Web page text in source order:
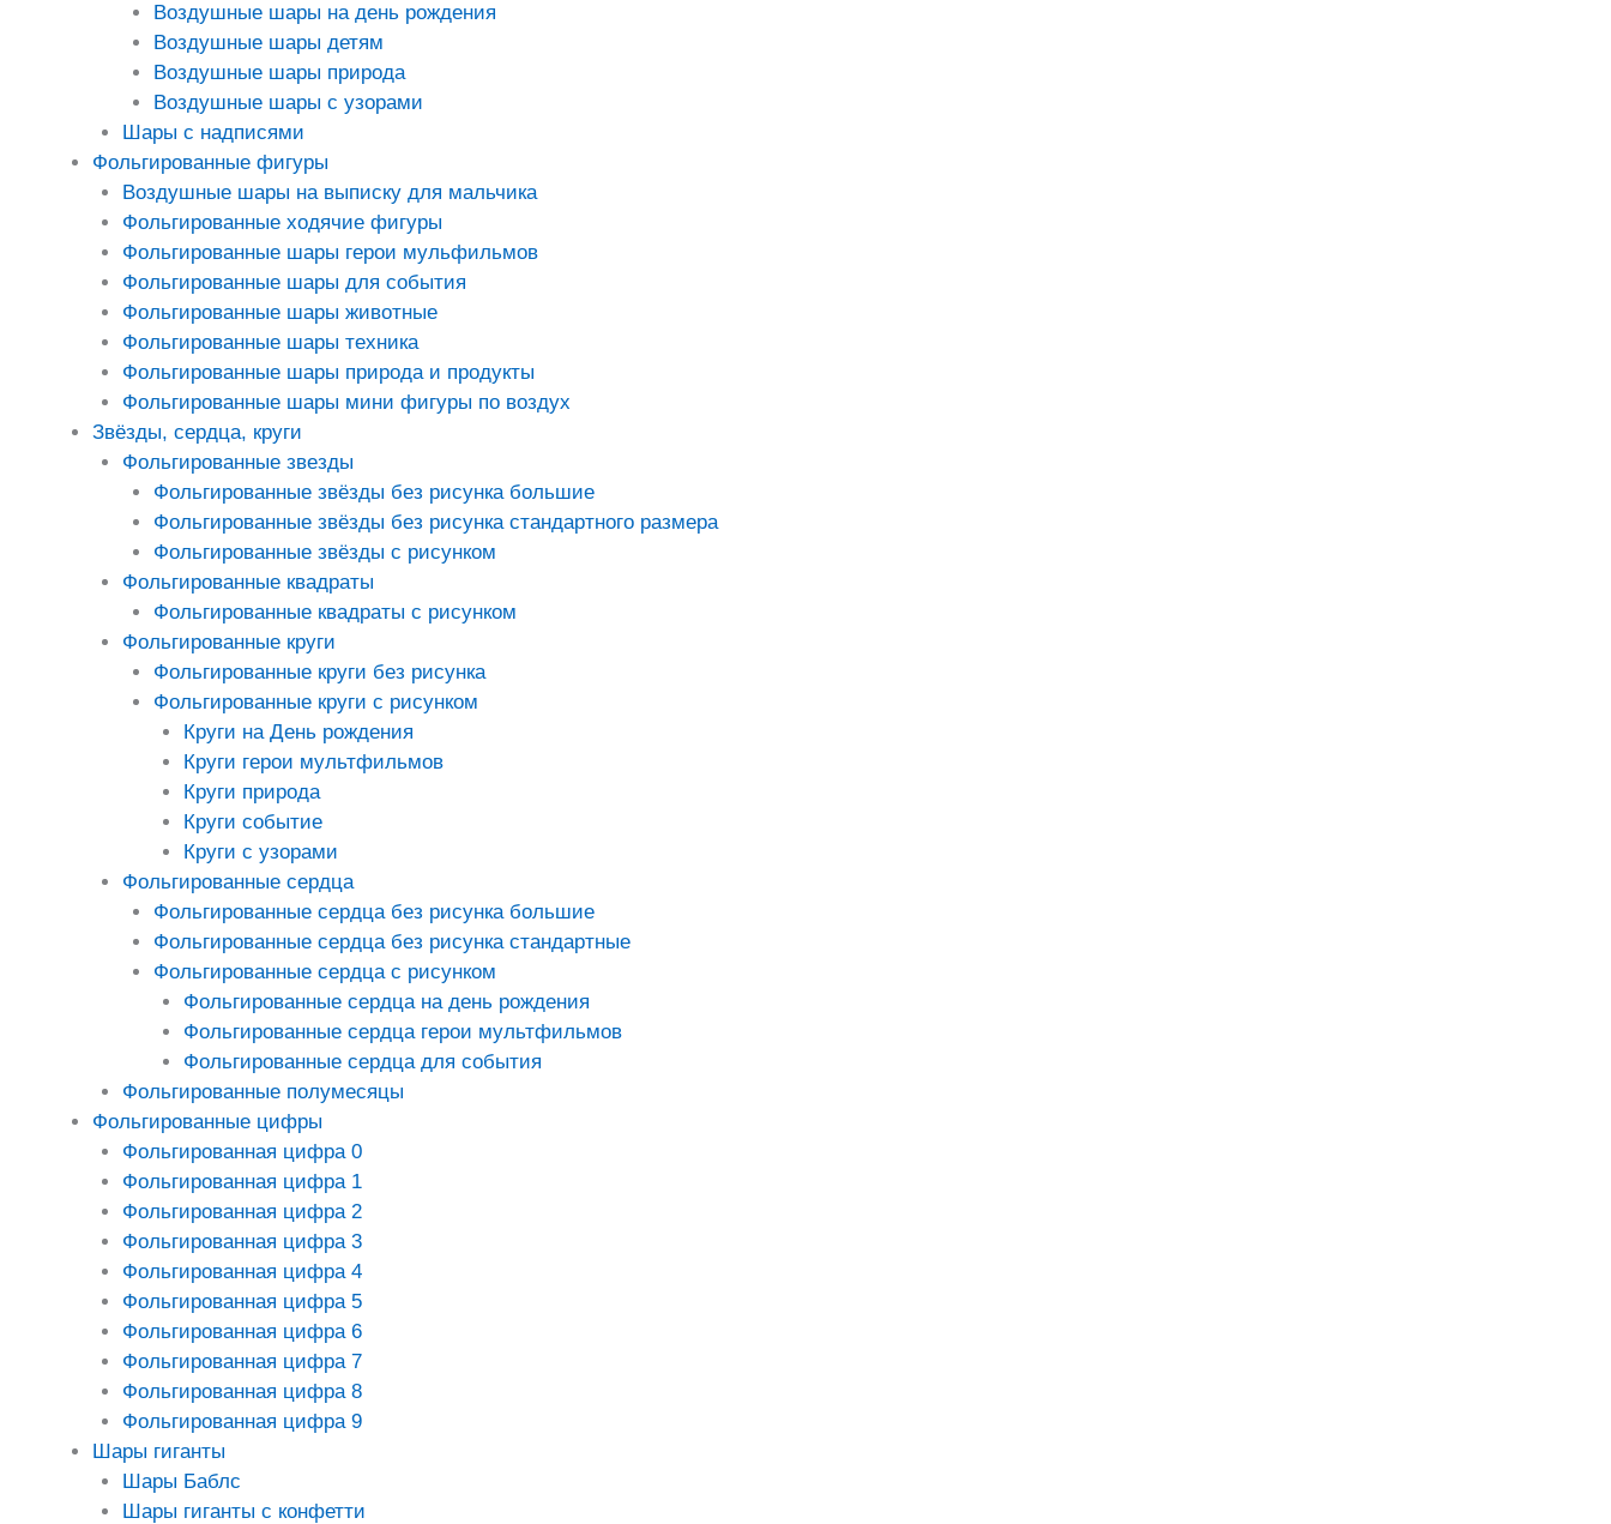
Воздушные шары на день рождения
Воздушные шары детям
Воздушные шары природа
Воздушные шары с узорами
Шары с надписями
Фольгированные фигуры
Воздушные шары на выписку для мальчика
Фольгированные ходячие фигуры
Фольгированные шары герои мульфильмов
Фольгированные шары для события
Фольгированные шары животные
Фольгированные шары техника
Фольгированные шары природа и продукты
Фольгированные шары мини фигуры по воздух
Звёзды, сердца, круги
Фольгированные звезды
Фольгированные звёзды без рисунка большие
Фольгированные звёзды без рисунка стандартного размера
Фольгированные звёзды с рисунком
Фольгированные квадраты
Фольгированные квадраты с рисунком
Фольгированные круги
Фольгированные круги без рисунка
Фольгированные круги с рисунком
Круги на День рождения
Круги герои мультфильмов
Круги природа
Круги событие
Круги с узорами
Фольгированные сердца
Фольгированные сердца без рисунка большие
Фольгированные сердца без рисунка стандартные
Фольгированные сердца с рисунком
Фольгированные сердца на день рождения
Фольгированные сердца герои мультфильмов
Фольгированные сердца для события
Фольгированные полумесяцы
Фольгированные цифры
Фольгированная цифра 0
Фольгированная цифра 1
Фольгированная цифра 2
Фольгированная цифра 3
Фольгированная цифра 4
Фольгированная цифра 5
Фольгированная цифра 6
Фольгированная цифра 7
Фольгированная цифра 8
Фольгированная цифра 9
Шары гиганты
Шары Баблс
Шары гиганты с конфетти